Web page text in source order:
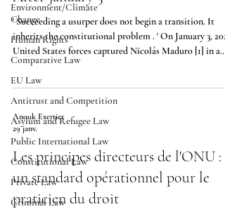
Environment/Climate
Change
Human Rights
Comparative Law
EU Law
Antitrust and Competition
Asylum and Refugee Law
Public International Law
Constitutional Law
Private Law
Criminal Law
' Succeeding a usurper does not begin a transition. It
inherits the constitutional problem . ' On January 3,
United States forces captured Nicolás Maduro [1] in a
military operation in Caracas, removing from power a
leader whose hold on the presidency had been
internationally contested as a constitutional usurpation
since at least the fraudulent 2018 re-election—and
democratic illegitimacy had been definitively
Anouk Exertier
29 janv.
Les principes directeurs de l'ONU :
un standard opérationnel pour le
praticien du droit